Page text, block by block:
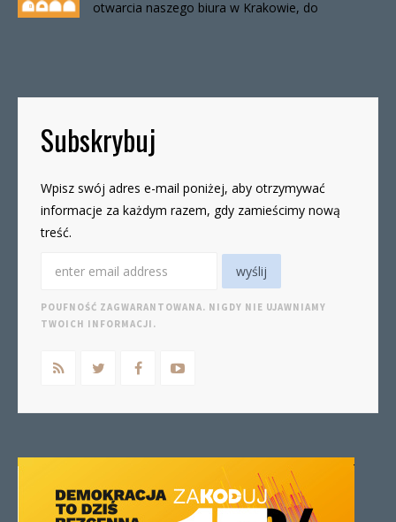
otwarcia naszego biura w Krakowie, do
Subskrybuj
Wpisz swój adres e-mail poniżej, aby otrzymywać
informacje za każdym razem, gdy zamieścimy nową
treść.
POUFNOŚĆ ZAGWARANTOWANA. NIGDY NIE UJAWNIAMY
TWOICH INFORMACJI.